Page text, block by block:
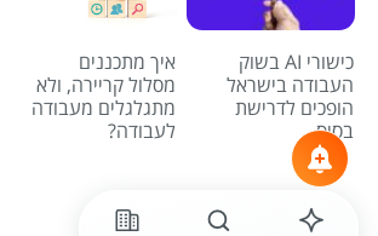
כישורי AI בשוק
העבודה בישראל
הופכים לדרישת
בסיס
איך מתכננים
מסלול קריירה, ולא
מתגלגלים מעבודה
לעבודה?
לכל הכתבות